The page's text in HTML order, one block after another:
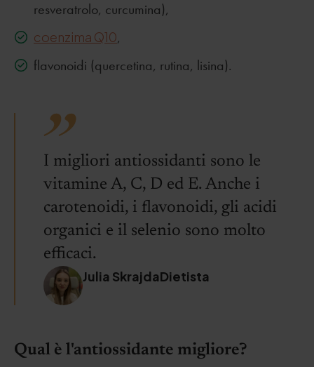
resveratrolo, curcumina),
coenzima Q10,
flavonoidi (quercetina, rutina, lisina).
I migliori antiossidanti sono le
vitamine A, C, D ed E. Anche i
carotenoidi, i flavonoidi, gli acidi
organici e il selenio sono molto
efficaci.
Julia SkrajdaDietista
Qual è l'antiossidante migliore?